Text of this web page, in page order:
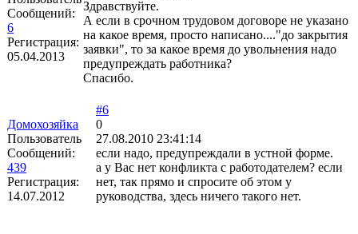
Сообщений:
6
Регистрация:
05.04.2013
Здравствуйте.
А если в срочном трудовом договоре не указано
на какое время, просто написано...."до закрытия
заявки", то за какое время до увольнения надо
предупреждать работника?
Спасибо.
Домохозяйка
Пользователь
Сообщений:
439
Регистрация:
14.07.2012
#6
0
27.08.2010 23:41:14
если надо, предупреждали в устной форме.
а у Вас нет конфликта с работодателем? если
нет, так прямо и спросите об этом у
руководства, здесь ничего такого нет.